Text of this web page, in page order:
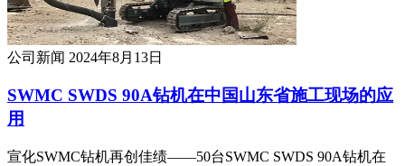
公司新闻 2024年8月13日
SWMC SWDS 90A钻机在中国山东省施工现场的应
用
宣化SWMC钻机再创佳绩——50台SWMC SWDS 90A钻机在